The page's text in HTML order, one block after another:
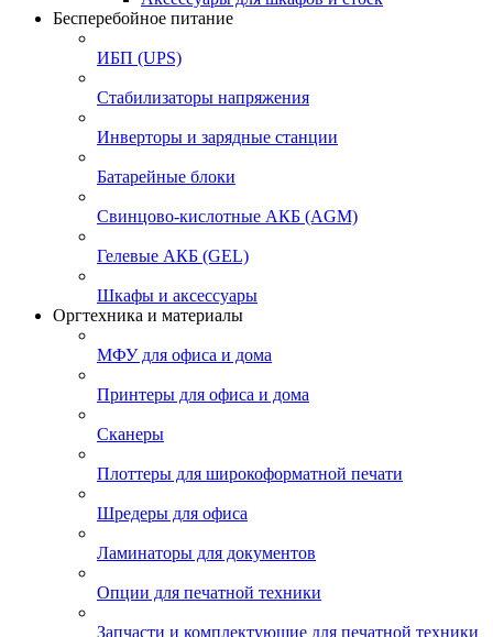
Бесперебойное питание
ИБП (UPS)
Стабилизаторы напряжения
Инверторы и зарядные станции
Батарейные блоки
Свинцово-кислотные АКБ (AGM)
Гелевые АКБ (GEL)
Шкафы и аксессуары
Оргтехника и материалы
МФУ для офиса и дома
Принтеры для офиса и дома
Сканеры
Плоттеры для широкоформатной печати
Шредеры для офиса
Ламинаторы для документов
Опции для печатной техники
Запчасти и комплектующие для печатной техники